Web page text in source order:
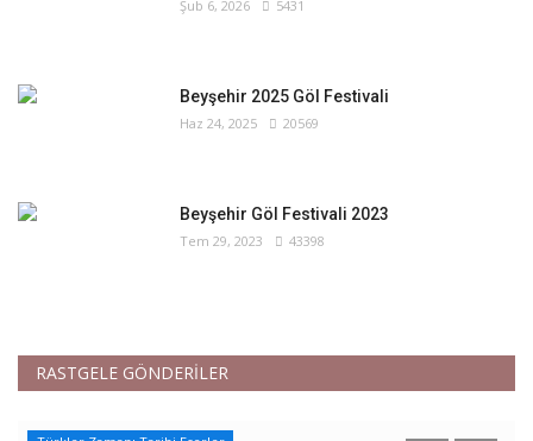
Şub 6, 2026 5431
Beyşehir 2025 Göl Festivali
Haz 24, 2025 20569
Beyşehir Göl Festivali 2023
Tem 29, 2023 43398
RASTGELE GÖNDERİLER